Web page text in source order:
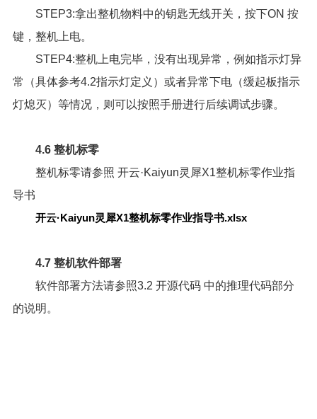
STEP3:拿出整机物料中的钥匙无线开关，按下ON 按
键，整机上电。
STEP4:整机上电完毕，没有出现异常，例如指示灯异
常（具体参考4.2指示灯定义）或者异常下电（缓起板指示
灯熄灭）等情况，则可以按照手册进行后续调试步骤。
4.6 整机标零
整机标零请参照 开云·Kaiyun灵犀X1整机标零作业指
导书
开云·Kaiyun灵犀X1整机标零作业指导书.xlsx
4.7 整机软件部署
软件部署方法请参照3.2 开源代码中的推理代码部分
的说明。